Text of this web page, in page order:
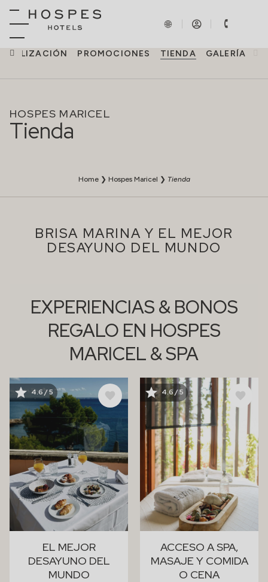
PROMOCIONES TIENDA GALERÍA
HOSPES MARICEL
Tienda
Home❯ Hospes Maricel ❯ Tienda
BRISA MARINA Y EL MEJOR
DESAYUNO DEL MUNDO